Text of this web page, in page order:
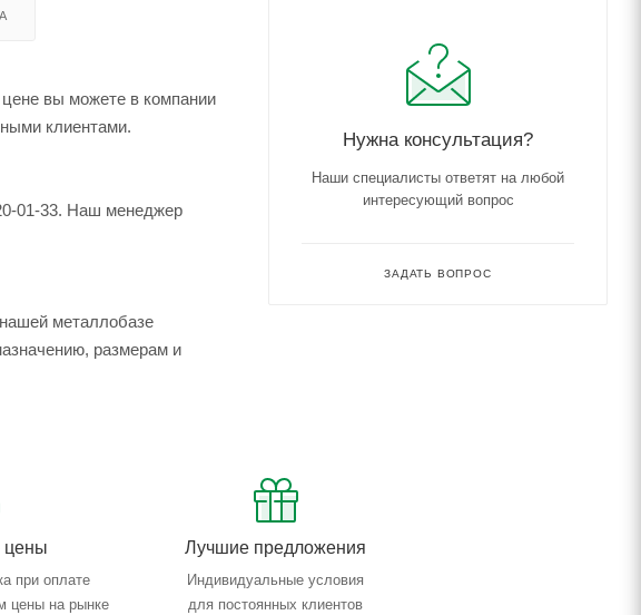
вы можете в компании
клиентами.
01-33. Наш менеджер
металлобазе
размерам и
цены
при оплате
цены на рынке
Лучшие предложения
Индивидуальные условия
для постоянных клиентов
Нужна консультация?
Наши специалисты ответят на любой
интересующий вопрос
ЗАДАТЬ ВОПРОС